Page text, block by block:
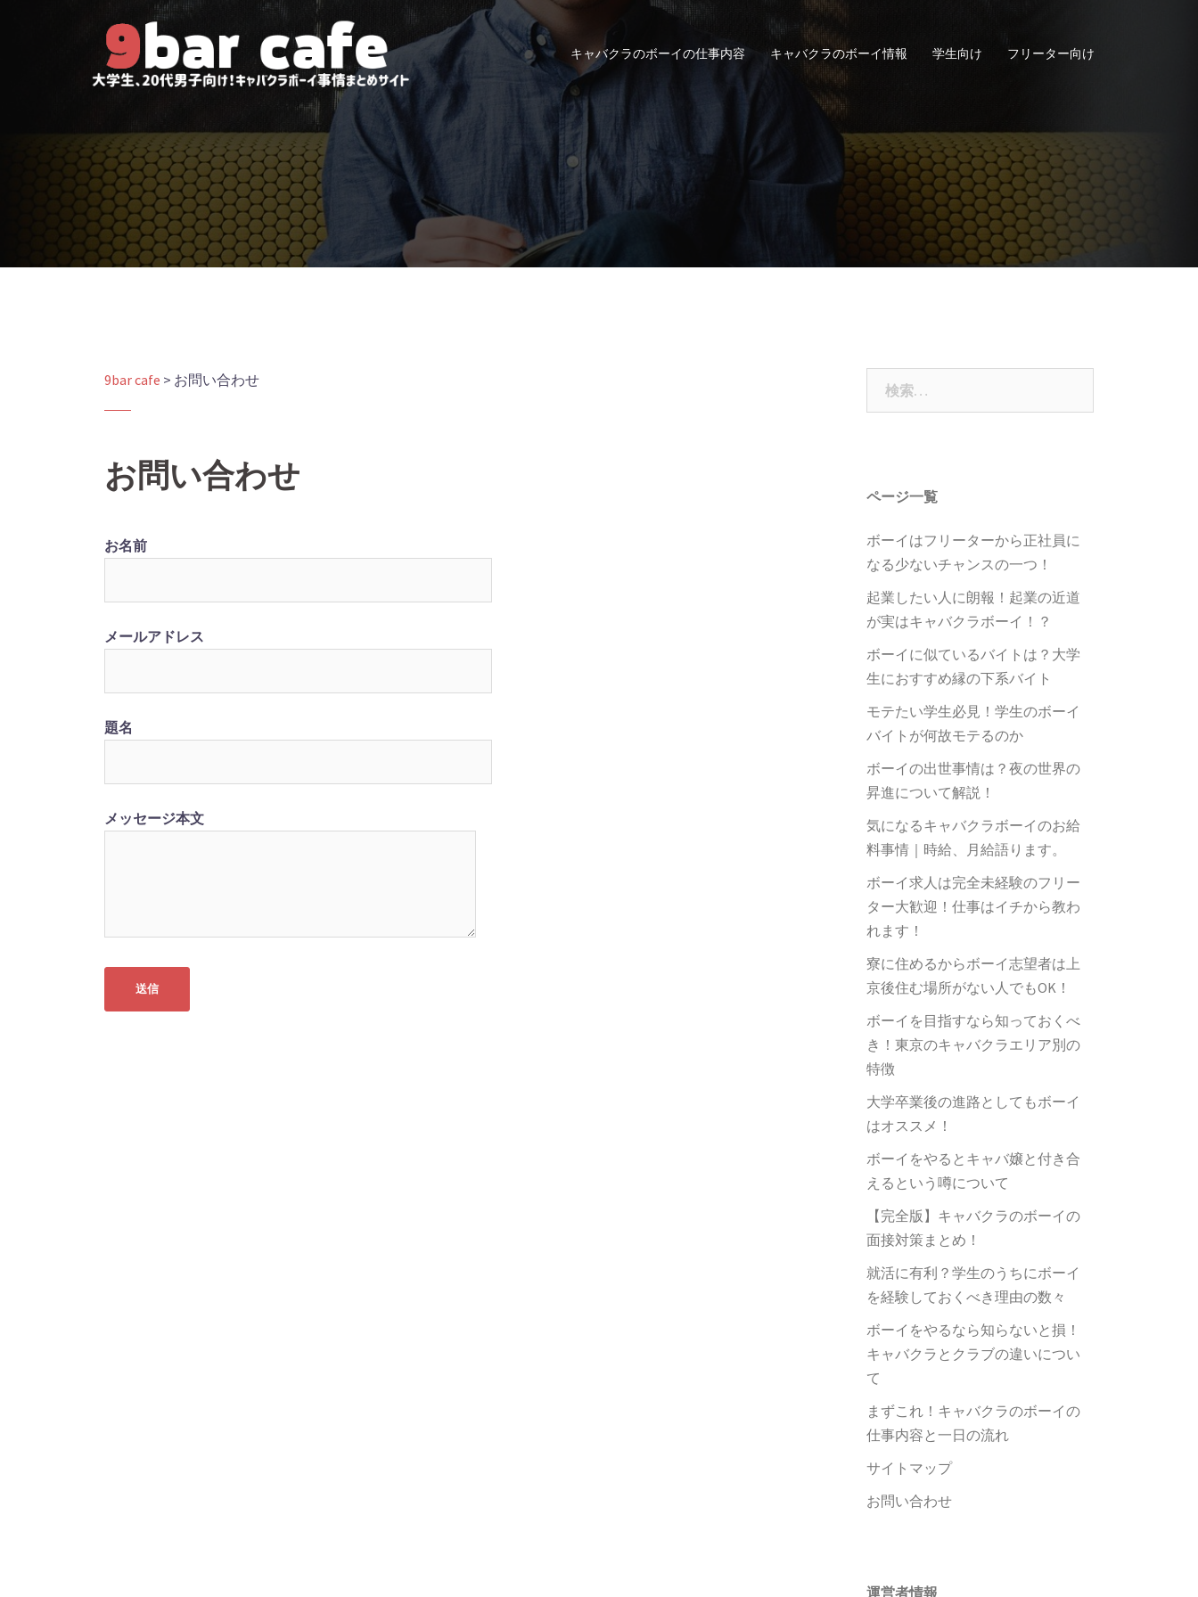
キャバクラのボーイの仕事内容 キャバクラのボーイ情報 学生向け フリーター向け
9bar cafe > お問い合わせ
お問い合わせ
お名前
メールアドレス
題名
メッセージ本文
ページ一覧
ボーイはフリーターから正社員に
なる少ないチャンスの一つ！
起業したい人に朗報！起業の近道
が実はキャバクラボーイ！？
ボーイに似ているバイトは？大学
生におすすめ縁の下系バイト
モテたい学生必見！学生のボーイ
バイトが何故モテるのか
ボーイの出世事情は？夜の世界の
昇進について解説！
気になるキャバクラボーイのお給
料事情｜時給、月給語ります。
ボーイ求人は完全未経験のフリー
ター大歓迎！仕事はイチから教わ
れます！
寮に住めるからボーイ志望者は上
京後住む場所がない人でもOK！
ボーイを目指すなら知っておくべ
き！東京のキャバクラエリア別の
特徴
大学卒業後の進路としてもボーイ
はオススメ！
ボーイをやるとキャバ嬢と付き合
えるという噂について
【完全版】キャバクラのボーイの
面接対策まとめ！
就活に有利？学生のうちにボーイ
を経験しておくべき理由の数々
ボーイをやるなら知らないと損！
キャバクラとクラブの違いについ
て
まずこれ！キャバクラのボーイの
仕事内容と一日の流れ
サイトマップ
お問い合わせ
運営者情報